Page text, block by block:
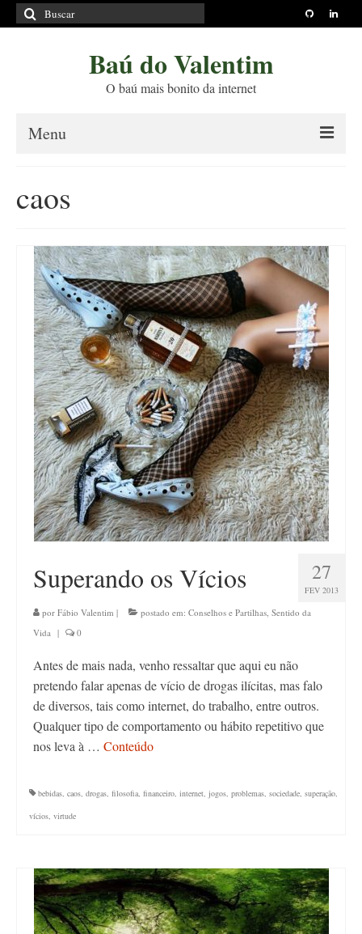
Buscar
por:
Baú do Valentim
O baú mais bonito da internet
Menu
Princípios Editoriais
Políticas e Termos
Livros
Projetos
Blog
Contato
caos
27
FEV 2013
Superando os Vícios
por Fábio Valentim | postado em: Conselhos e Partilhas, Sentido da
Vida | 0
Antes de mais nada, venho ressaltar que aqui eu não
pretendo falar apenas de vício de drogas ilícitas, mas falo
de diversos, tais como internet, do trabalho, entre outros.
Qualquer tipo de comportamento ou hábito repetitivo que
nos leva à … Conteúdo
bebidas, caos, drogas, filosofia, financeiro, internet, jogos, problemas, sociedade, superação,
vícios, virtude